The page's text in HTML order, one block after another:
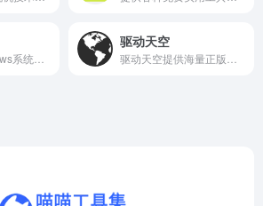
驱动天空